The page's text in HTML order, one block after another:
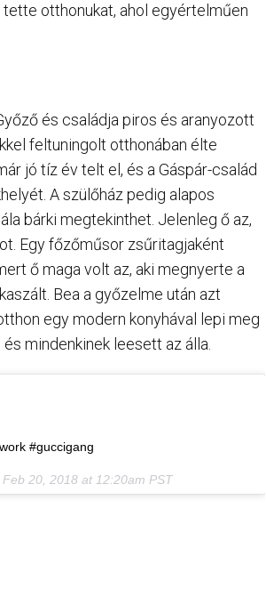
otthonukat, ahol egyértelműen
és családja piros és aranyozott
feltuningolt otthonában élte
jó tíz év telt el, és a Gáspár-család
A szülőház pedig alapos
bárki megtekinthet. Jelenleg ő az,
Egy főzőműsor zsűritagjaként
ő maga volt az, aki megnyerte a
Bea a győzelme után azt
egy modern konyhával lepi meg
mindenkinek leesett az álla.
#guccigang
Feb 20, 2018 at 12:20am PST